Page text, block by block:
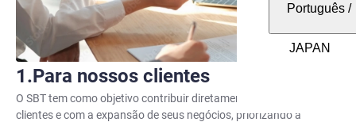
Português/
Para nossos clientes
O SBT tem como objetivo contribuir diretamente com nossos
clientes e com a expansão de seus negócios, priorizando a